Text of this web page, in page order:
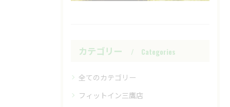
カテゴリー Categories
全てのカテゴリー
フィットイン三鷹店